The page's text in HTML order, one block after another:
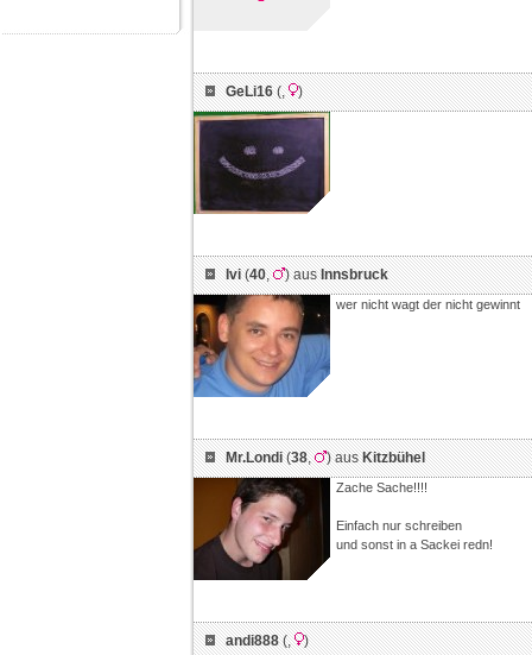
GeLi16(, )
Ivi(40, ) ausInnsbruck
wer nicht wagt der nicht gewinnt
Mr.Londi(38, ) ausKitzbühel
Zache Sache!!!!
Einfach nur schreiben
und sonst in a Sackei redn!
andi888(, )